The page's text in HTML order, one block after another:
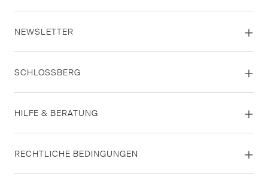
NEWSLETTER
SCHLOSSBERG
HILFE & BERATUNG
RECHTLICHE BEDINGUNGEN